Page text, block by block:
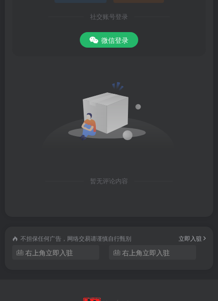
│ 12.邮件营销—重点客户突破 .mp4
│ 16.如何做一个专业的PI .mp4
│ 18.样品准备的注意细节 .mp4
│ 02.确认营销对象，营销从这里开始 .mp4
│ 06.LinkedIn推广—打造你的行业IP .mp4
│ 07.如何利用Facebook高效开发客户 .mp4
社交账号登录
微信登录
暂无评论内容
不担保任何广告，网络交易请谨慎自行甄别 立即入驻
右上角立即入驻 右上角立即入驻